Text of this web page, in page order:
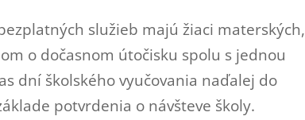
služieb majú žiaci materských,
o dočasnom útočisku spolu s jednou
dní školského vyučovania naďalej do
potvrdenia o návšteve školy.